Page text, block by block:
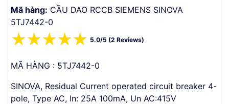
Mã hàng: CẦU DAO RCCB SIEMENS SINOVA
5TJ7442-0
☆
☆
☆
☆
☆ 5.0/5 (2 Reviews)
MÃ HÀNG : 5TJ7442-0
SINOVA, Residual Current operated circuit breaker 4-
pole, Type AC, In: 25A 100mA, Un AC:415V